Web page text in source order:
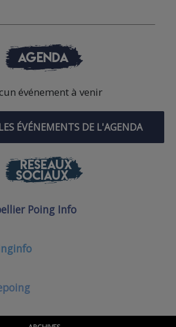
AGENDA
événement à venir
ÉVÉNEMENTS DE L'AGENDA
RÉSEAUX
SOCIAUX
Poing Info